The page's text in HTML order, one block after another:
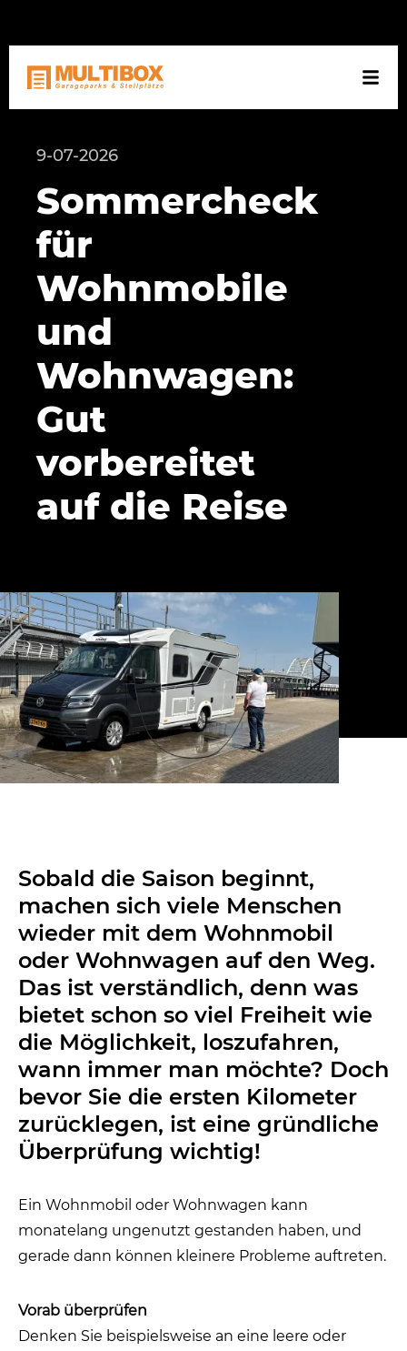
9-07-2026
Sommercheck
für
Wohnmobile
und
Wohnwagen:
Gut
vorbereitet
auf die Reise
Sobald die Saison beginnt,
machen sich viele Menschen
wieder mit dem Wohnmobil
oder Wohnwagen auf den Weg.
Das ist verständlich, denn was
bietet schon so viel Freiheit wie
die Möglichkeit, loszufahren,
wann immer man möchte? Doch
bevor Sie die ersten Kilometer
zurücklegen, ist eine gründliche
Überprüfung wichtig!
Ein Wohnmobil oder Wohnwagen kann
monatelang ungenutzt gestanden haben, und
gerade dann können kleinere Probleme auftreten.
Vorab überprüfen
Denken Sie beispielsweise an eine leere oder